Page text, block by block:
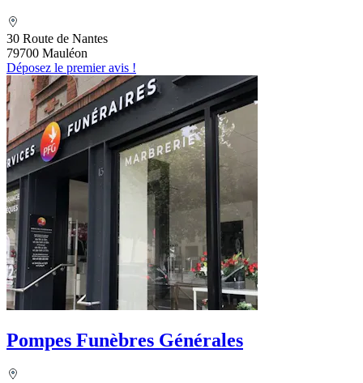
30 Route de Nantes
79700 Mauléon
Déposez le premier avis !
Pompes Funèbres Générales